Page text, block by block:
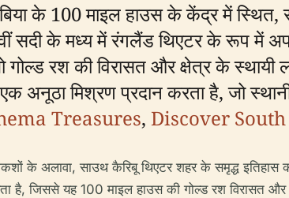
के 100 माइल हाउस के केंद्र में
सदी के मध्य में रंगलैंड थिएटर के रूप में
गोल्ड रश की विरासत और क्षेत्र के
अनूठा मिश्रण प्रदान करता है, जो
Treasures, Discover
के अलावा, साउथ कैरिबू थिएटर शहर के समृद्ध
है, जिससे यह 100 माइल हाउस की गोल्ड रश विरासत